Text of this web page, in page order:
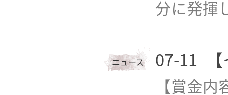
分に発揮
ニュース 07-11
【賞金